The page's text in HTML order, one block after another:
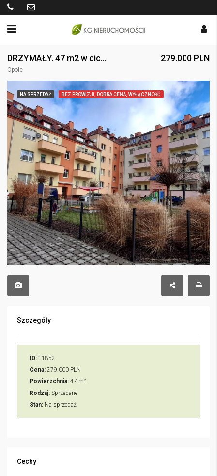
DRZYMAŁY. 47 m2 w cichej uliczce Śródmieścia
Opole
279.000 PLN
NA SPRZEDAŻ BEZ PROWIZJI, DOBRA CENA, WYŁĄCZNOŚĆ
Szczegóły
ID: 11852
Cena: 279.000 PLN
Powierzchnia: 47 m²
Rodzaj: Sprzedane
Stan: Na sprzedaż
Cechy